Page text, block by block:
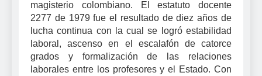
magisterio colombiano. El estatuto docente
2277 de 1979 fue el resultado de diez años de
lucha continua con la cual se logró estabilidad
laboral, ascenso en el escalafón de catorce
grados y formalización de las relaciones
laborales entre los profesores y el Estado. Con